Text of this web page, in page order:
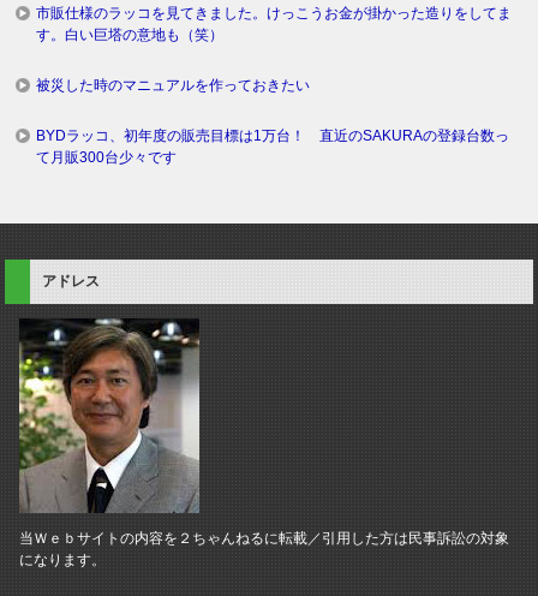
市販仕様のラッコを見てきました。けっこうお金が掛かった造りをしてま
す。白い巨塔の意地も（笑）
被災した時のマニュアルを作っておきたい
BYDラッコ、初年度の販売目標は1万台！ 直近のSAKURAの登録台数っ
て月販300台少々です
アドレス
当Ｗｅｂサイトの内容を２ちゃんねるに転載／引用した方は民事訴訟の対象
になります。